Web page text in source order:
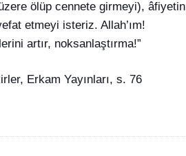
ölüp cennete girmeyi), âfiyetin
etmeyi isteriz. Allah’ım!
artır, noksanlaştırma!”
Erkam Yayınları, s. 76